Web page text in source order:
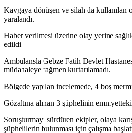
Kavgaya dönüşen ve silah da kullanılan
yaralandı.
Haber verilmesi üzerine olay yerine
edildi.
Ambulansla Gebze Fatih Devlet
müdahaleye rağmen kurtarılamadı.
Bölgede yapılan incelemede, 4 boş
Gözaltına alınan 3 şüphelinin
Soruşturmayı sürdüren ekipler, olaya
şüphelilerin bulunması için çalışma